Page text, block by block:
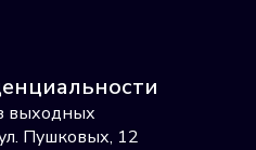
выходных
Пушковых, 12